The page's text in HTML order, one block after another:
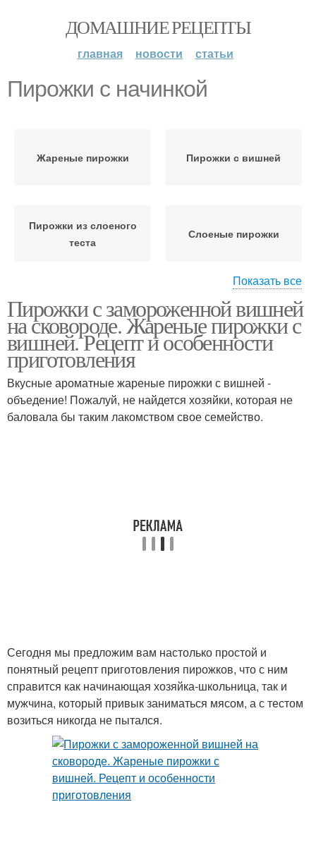
ДОМАШНИЕ РЕЦЕПТЫ
главная новости статьи
Пирожки с начинкой
Жареные пирожки Пирожки с вишней
Пирожки из слоеного
теста
Слоеные пирожки
Дрожжевые пирожки
Показать все
Пирожки с замороженной вишней
на сковороде. Жареные пирожки с
вишней. Рецепт и особенности
приготовления
Вкусные ароматные жареные пирожки с вишней -
объедение! Пожалуй, не найдется хозяйки, которая не
баловала бы таким лакомством свое семейство.
Сегодня мы предложим вам настолько простой и
понятный рецепт приготовления пирожков, что с ним
справится как начинающая хозяйка-школьница, так и
мужчина, который привык заниматься мясом, а с тестом
возиться никогда не пытался.